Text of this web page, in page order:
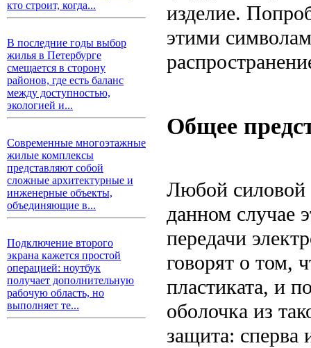
кто строит, когда...
В последние годы выбор
жилья в Петербурге
смещается в сторону
районов, где есть баланс
между доступностью,
экологией и...
Современные многоэтажные
жилые комплексы
представляют собой
сложные архитектурные и
инженерные объекты,
объединяющие в...
Подключение второго
экрана кажется простой
операцией: ноутбук
получает дополнительную
рабочую область, но
выполняет те...
изделие.
этими
Общее
Любой силовой
данном случае
передачи
говорят о том,
пластиката, и
оболочка из
защита: сперва